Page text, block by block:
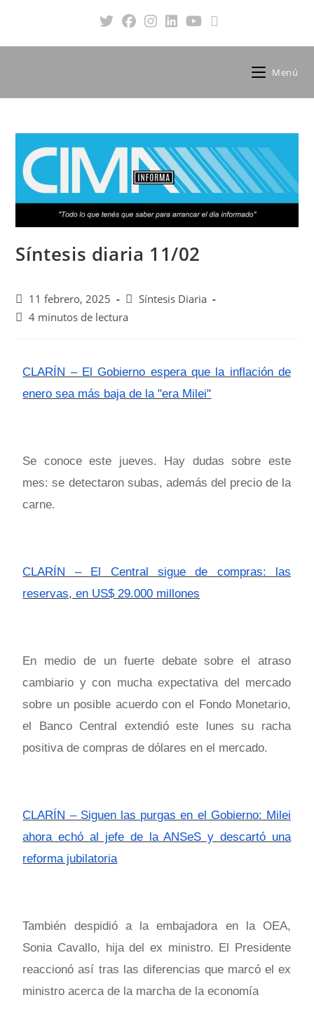
Menú
Síntesis diaria 11/02
11 febrero, 2025
Síntesis Diaria
4 minutos de lectura
CLARÍN – El Gobierno espera que la inflación de
enero sea más baja de la "era Milei"
Se conoce este jueves. Hay dudas sobre este
mes: se detectaron subas, además del precio de la
carne.
CLARÍN – El Central sigue de compras: las
reservas, en US$ 29.000 millones
En medio de un fuerte debate sobre el atraso
cambiario y con mucha expectativa del mercado
sobre un posible acuerdo con el Fondo Monetario,
el Banco Central extendió este lunes su racha
positiva de compras de dólares en el mercado.
CLARÍN – Siguen las purgas en el Gobierno: Milei
ahora echó al jefe de la ANSeS y descartó una
reforma jubilatoria
También despidió a la embajadora en la OEA,
Sonia Cavallo, hija del ex ministro. El Presidente
reaccionó así tras las diferencias que marcó el ex
ministro acerca de la marcha de la economía